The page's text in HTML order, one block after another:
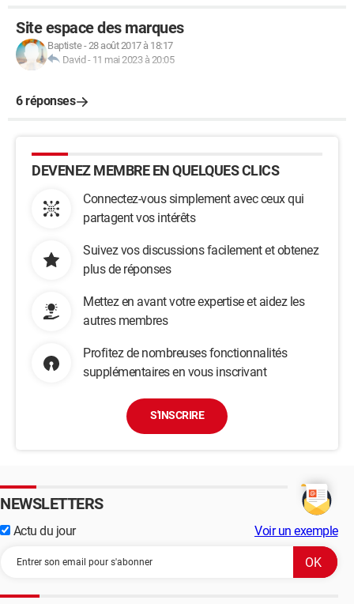
Site espace des marques
Baptiste-28 août 2017 à 18:17
David - 11 mai 2023 à 20:05
6 réponses
DEVENEZ MEMBRE EN QUELQUES CLICS
Connectez-vous simplement avec ceux qui
partagent vos intérêts
Suivez vos discussions facilement et obtenez
plus de réponses
Mettez en avant votre expertise et aidez les
autres membres
Profitez de nombreuses fonctionnalités
supplémentaires en vous inscrivant
S'INSCRIRE
NEWSLETTERS
Actu du jour Voir un exemple